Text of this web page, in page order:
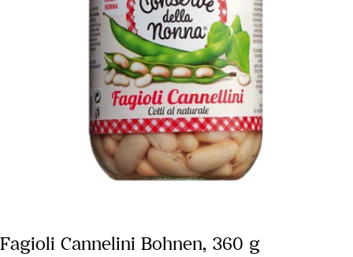
Fagioli Cannelini Bohnen, 360 g